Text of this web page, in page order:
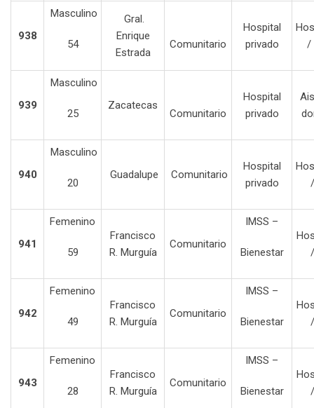
938
Masculino
54
Gral.
Enrique
Estrada
Comunitario
Hospital
privado
/
939
Masculino
25
Zacatecas
Comunitario
Hospital
privado
940
Masculino
20
Guadalupe Comunitario
Hospital
privado
941
Femenino
59
Francisco
R. Murguía
Comunitario
IMSS –
Bienestar
942
Femenino
49
Francisco
R. Murguía
Comunitario
IMSS –
Bienestar
943
Femenino
28
Francisco
R. Murguía
Comunitario
IMSS –
Bienestar